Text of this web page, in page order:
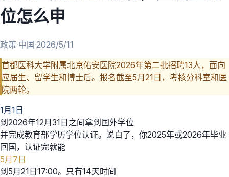
位怎么申
政策·中国·2026/5/11
首都医科大学附属北京佑安医院2026年第二批招聘13人，面向
应届生、留学生和博士后。报名截至5月21日，考核分科室和医
院两轮。
1月1日
到2026年12月31日之间拿到国外学位
并完成教育部学历学位认证。说白了，你2025年或2026年毕业
回国，认证完就能
5月7日
到5月21日17:00。只有14天时间